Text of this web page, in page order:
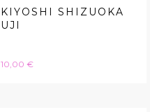
KIYOSHI SHIZUOKA
UJI
Hinta
10,00 €